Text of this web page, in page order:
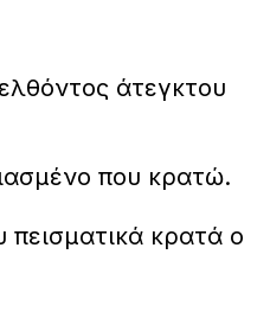
άτεγκτου
που κρατώ.
κρατά ο